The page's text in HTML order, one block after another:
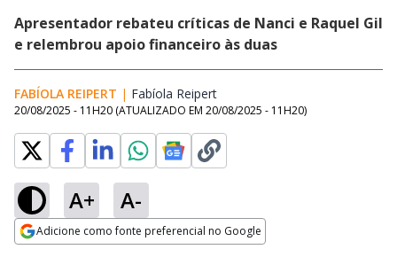
Apresentador rebateu críticas de Nanci e Raquel Gil
e relembrou apoio financeiro às duas
FABÍOLA REIPERT | Fabíola Reipert
20/08/2025 - 11H20 (ATUALIZADO EM 20/08/2025 - 11H20)
A+ A-
Adicione como fonte preferencial no Google